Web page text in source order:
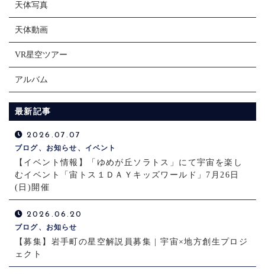
天体写真
天体動画
VR星空ツアー
アルバム
最新記事
2026.07.07
ブログ、お知らせ、イベント
【イベント情報】「ゆめが丘ソラトス」にて宇宙を楽し
むイベント「宙トス１ＤＡＹキッズワールド」7月26日
(日)開催
2026.06.20
ブログ、お知らせ
【募集】岩手町の星空解説員募集 | 宇宙×地方創生プロジ
ェクト